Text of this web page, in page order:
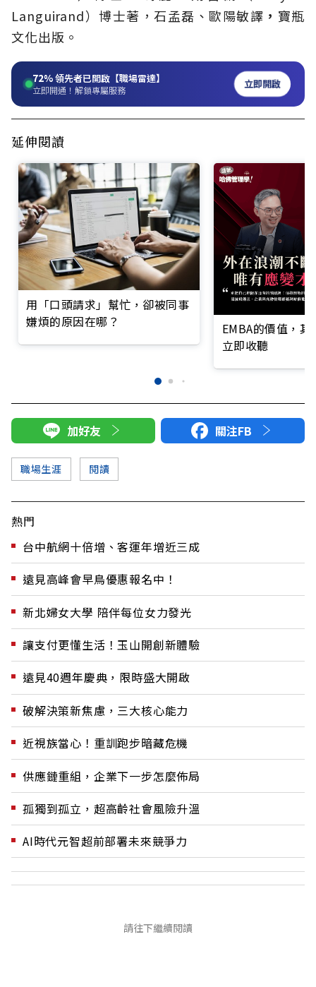
Languirand）博士著，石孟磊、歐陽敏譯 ， 寶瓶
文化出版。
72%領先者已開啟【職場雷達】
立即開通！解鎖專屬服務 立即開啟
延伸閱讀
用「口頭請求」幫忙，卻被同事
嫌煩的原因在哪？
EMBA的價值，
立即收聽
加好友 關注FB
職場生涯 閱讀
熱門
台中航網十倍增、客運年增近三成
遠見高峰會早鳥優惠報名中！
新北婦女大學 陪伴每位女力發光
讓支付更懂生活！玉山開創新體驗
遠見40週年慶典，限時盛大開啟
破解決策新焦慮，三大核心能力
近視族當心！重訓跑步暗藏危機
供應鏈重組，企業下一步怎麼佈局
孤獨到孤立，超高齡社會風險升溫
AI時代元智超前部署未來競爭力
請往下繼續閱讀